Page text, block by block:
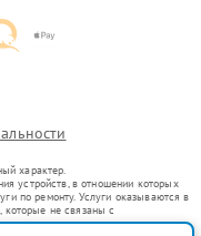
характер.
устройств, в отношении которых
по ремонту. Услуги оказываются в
не связаны с
представителями.